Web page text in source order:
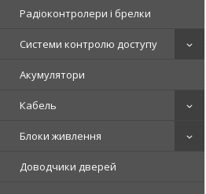
Радіоконтролери і брелки
Системи контролю доступу
Акумулятори
Кабель
Блоки живлення
Доводчики дверей